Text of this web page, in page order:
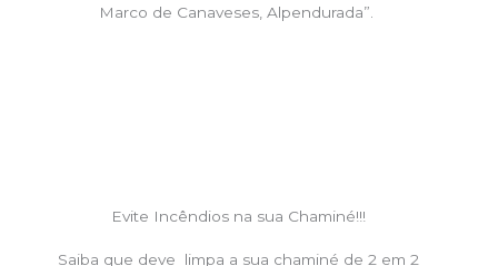
Marco de Canaveses, Alpendurada”.
Evite Incêndios na sua Chaminé!!!
Saiba que deve limpa a sua chaminé de 2 em 2